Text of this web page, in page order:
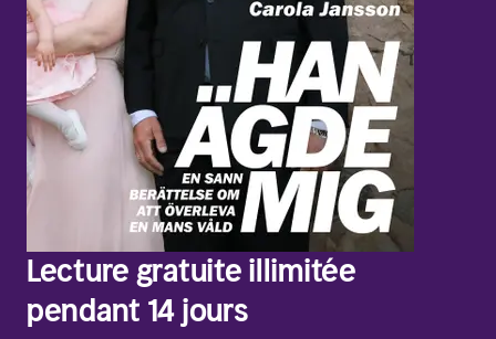
Lecture gratuite illimitée
pendant 14 jours